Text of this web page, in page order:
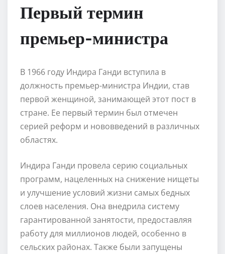
Первый термин
премьер-министра
В 1966 году Индира Ганди вступила в
должность премьер-министра Индии, став
первой женщиной, занимающей этот пост в
стране. Ее первый термин был отмечен
серией реформ и нововведений в различных
областях.
Индира Ганди провела серию социальных
программ, нацеленных на снижение нищеты
и улучшение условий жизни самых бедных
слоев населения. Она внедрила систему
гарантированной занятости, предоставляя
работу для миллионов людей, особенно в
сельских районах. Также были запущены